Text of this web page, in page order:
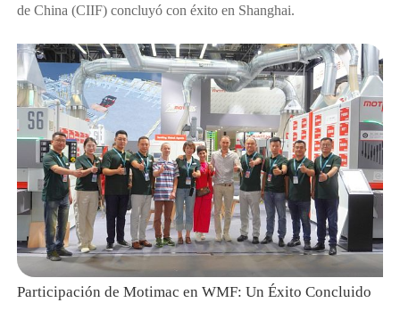
de China (CIIF) concluyó con éxito en Shanghai.
Participación de Motimac en WMF: Un Éxito Concluido